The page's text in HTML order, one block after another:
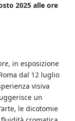
2025 alle ore
, in esposizione
dal 12 luglio
visiva
un
le dicotomie